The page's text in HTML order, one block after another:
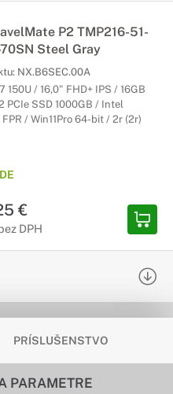
P2 TMP216-51-
70SN Steel Gray
NX.B6SEC.00A
150U / 16,0" FHD+ IPS / 16GB
PCIe SSD 1000GB / Intel
/ Win11Pro 64-bit / 2r (2r)
€
DPH
PRÍSLUŠENSTVO
PARAMETRE